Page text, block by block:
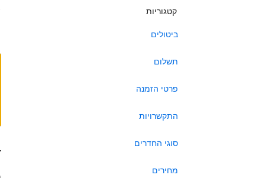
קטגוריות
ביטולים
תשלום
פרטי הזמנה
התקשרויות
סוגי החדרים
מחירים